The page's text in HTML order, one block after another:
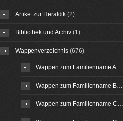
Artikel zur Heraldik(2)
Bibliothek und Archiv(1)
Wappenverzeichnis(676)
Wappen zum Familienname A…
Wappen zum Familienname B…
Wappen zum Familienname C…